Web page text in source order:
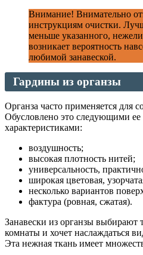
Внимание! Внимательно
инструкциям очистки.
меньше указанного,
возникает вероятность
любимой занавеской.
Гардины из органзы
Органза часто применяется для
Обусловлено это следующими
характеристиками:
воздушность;
высокая плотность нитей;
универсальность,
широкая цветовая,
несколько вариантов
фактура (ровная, сжатая).
Занавески из органзы выбирают
комнаты и хочет наслаждаться
Эта нежная ткань имеет